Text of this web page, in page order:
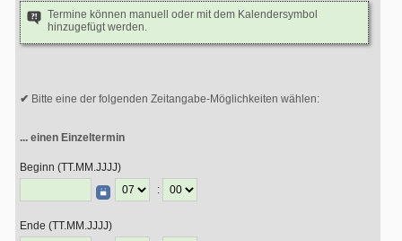
Termine können manuell oder mit dem Kalendersymbol
hinzugefügt werden.
Bitte eine der folgenden Zeitangabe-Möglichkeiten wählen:
... einen Einzeltermin
Beginn (TT.MM.JJJJ)
:
Ende (TT.MM.JJJJ)